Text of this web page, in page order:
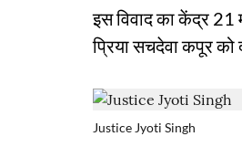
इस विवाद का केंद्र 21
प्रिया सचदेवा कपूर को
Justice Jyoti Singh